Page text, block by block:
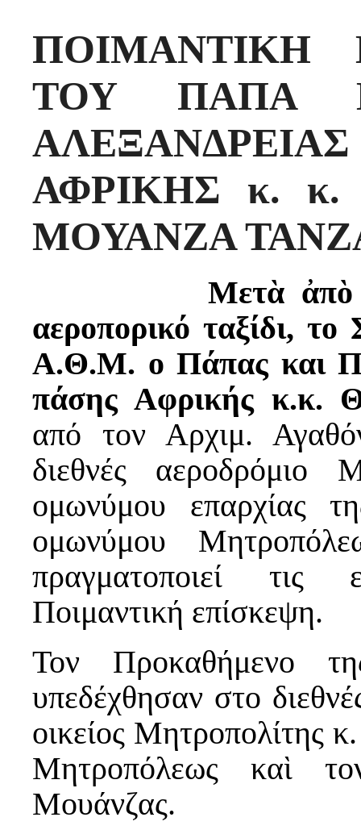
ΠΟΙΜΑΝΤΙΚΗ
ΤΟΥ ΠΑΠΑ
ΑΦΡΙΚΗΣ κ.
ΜΟΥΑΝΖΑ
Μετὰ ἀπὸ
αεροπορικό ταξίδι,
Α.Θ.Μ. ο Πάπας και
πάσης Αφρικής κ.κ.
από τον Αρχιμ.
διεθνές αεροδρόμιο
ομωνύμου επαρχίας
ομωνύμου
πραγματοποιεί τις
Ποιμαντική επίσκεψη.
Τον Προκαθήμενο
υπεδέχθησαν στο
οικείος Μητροπολίτης
Μητροπόλεως καὶ
Μουάνζας.